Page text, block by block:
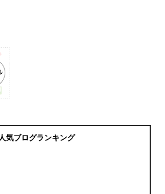
人気ブログランキング